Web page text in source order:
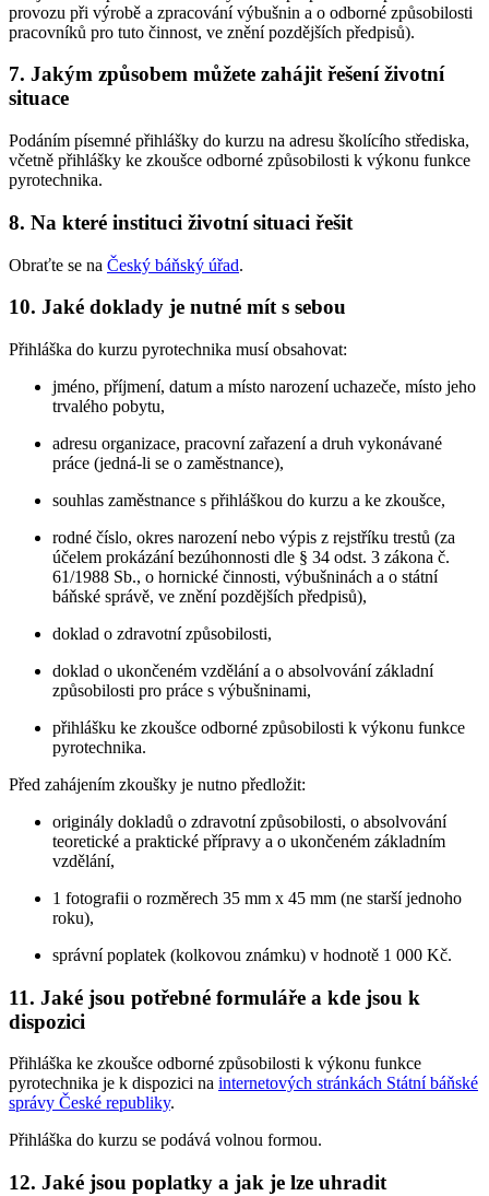
provozu při výrobě a zpracování výbušnin a o odborné způsobilosti
pracovníků pro tuto činnost, ve znění pozdějších předpisů).
7. Jakým způsobem můžete zahájit řešení životní
situace
Podáním písemné přihlášky do kurzu na adresu školícího střediska,
včetně přihlášky ke zkoušce odborné způsobilosti k výkonu funkce
pyrotechnika.
8. Na které instituci životní situaci řešit
Obraťte se na Český báňský úřad.
10. Jaké doklady je nutné mít s sebou
Přihláška do kurzu pyrotechnika musí obsahovat:
jméno, příjmení, datum a místo narození uchazeče, místo jeho
trvalého pobytu,
adresu organizace, pracovní zařazení a druh vykonávané
práce (jedná-li se o zaměstnance),
souhlas zaměstnance s přihláškou do kurzu a ke zkoušce,
rodné číslo, okres narození nebo výpis z rejstříku trestů (za
účelem prokázání bezúhonnosti dle § 34 odst. 3 zákona č.
61/1988 Sb., o hornické činnosti, výbušninách a o státní
báňské správě, ve znění pozdějších předpisů),
doklad o zdravotní způsobilosti,
doklad o ukončeném vzdělání a o absolvování základní
způsobilosti pro práce s výbušninami,
přihlášku ke zkoušce odborné způsobilosti k výkonu funkce
pyrotechnika.
Před zahájením zkoušky je nutno předložit:
originály dokladů o zdravotní způsobilosti, o absolvování
teoretické a praktické přípravy a o ukončeném základním
vzdělání,
1 fotografii o rozměrech 35 mm x 45 mm (ne starší jednoho
roku),
správní poplatek (kolkovou známku) v hodnotě 1 000 Kč.
11. Jaké jsou potřebné formuláře a kde jsou k
dispozici
Přihláška ke zkoušce odborné způsobilosti k výkonu funkce
pyrotechnika je k dispozici na internetových stránkách Státní báňské
správy České republiky.
Přihláška do kurzu se podává volnou formou.
12. Jaké jsou poplatky a jak je lze uhradit